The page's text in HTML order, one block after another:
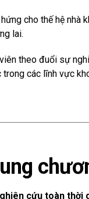
cho thế hệ nhà
lai.
theo đuổi sự
trong các lĩnh vực
cứu toàn thời